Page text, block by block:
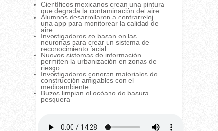
Científicos mexicanos crean una pintura
que degrada la contaminación del aire
Alumnos desarrollaron a contrarreloj
una app para monitorear la calidad de
aire
Investigadores se basan en las
neuronas para crear un sistema de
reconocimiento facial
Nuevos sistemas de información
permiten la urbanización en zonas de
riesgo
Investigadores generan materiales de
construcción amigables con el
medioambiente
Buzos limpian el océano de basura
pesquera